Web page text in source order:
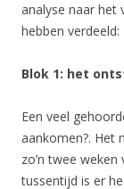
analyse naar het
hebben verdeeld:
Blok 1: het
Een veel
aankomen?. Het
zo’n twee
tussentijd is er